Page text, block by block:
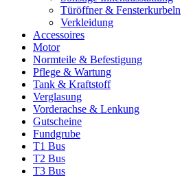
Türöffner & Fensterkurbeln
Verkleidung
Accessoires
Motor
Normteile & Befestigung
Pflege & Wartung
Tank & Kraftstoff
Verglasung
Vorderachse & Lenkung
Gutscheine
Fundgrube
T1 Bus
T2 Bus
T3 Bus